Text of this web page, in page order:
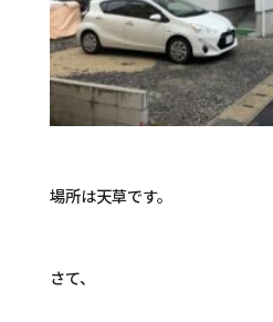
場所は天草です。
さて、